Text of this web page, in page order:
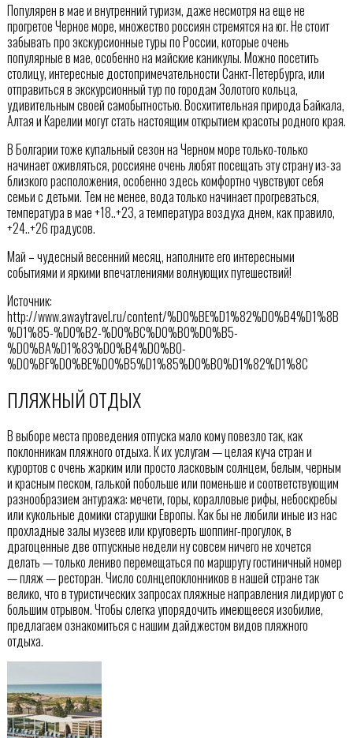
Популярен в мае и внутренний туризм, даже несмотря на еще не
прогретое Черное море, множество россиян стремятся на юг. Не стоит
забывать про экскурсионные туры по России, которые очень
популярные в мае, особенно на майские каникулы. Можно посетить
столицу, интересные достопримечательности Санкт-Петербурга, или
отправиться в экскурсионный тур по городам Золотого кольца,
удивительным своей самобытностью. Восхитительная природа Байкала,
Алтая и Карелии могут стать настоящим открытием красоты родного края.
В Болгарии тоже купальный сезон на Черном море только-только
начинает оживляться, россияне очень любят посещать эту страну из-за
близкого расположения, особенно здесь комфортно чувствуют себя
семьи с детьми. Тем не менее, вода только начинает прогреваться,
температура в мае +18..+23, а температура воздуха днем, как правило,
+24..+26 градусов.
Май – чудесный весенний месяц, наполните его интересными
событиями и яркими впечатлениями волнующих путешествий!
Источник:
http://www.awaytravel.ru/content/%D0%BE%D1%82%D0%B4%D1%8B
%D1%85-%D0%B2-%D0%BC%D0%B0%D0%B5-
%D0%BA%D1%83%D0%B4%D0%B0-
%D0%BF%D0%BE%D0%B5%D1%85%D0%B0%D1%82%D1%8C
ПЛЯЖНЫЙ ОТДЫХ
В выборе места проведения отпуска мало кому повезло так, как
поклонникам пляжного отдыха. К их услугам — целая куча стран и
курортов с очень жарким или просто ласковым солнцем, белым, черным
и красным песком, галькой побольше или поменьше и соответствующим
разнообразием антуража: мечети, горы, коралловые рифы, небоскребы
или кукольные домики старушки Европы. Как бы не любили иные из нас
прохладные залы музеев или круговерть шоппинг-прогулок, в
драгоценные две отпускные недели ну совсем ничего не хочется
делать — только лениво перемещаться по маршруту гостиничный номер
— пляж — ресторан. Число солнцепоклонников в нашей стране так
велико, что в туристических запросах пляжные направления лидируют с
большим отрывом. Чтобы слегка упорядочить имеющееся изобилие,
предлагаем ознакомиться с нашим дайджестом видов пляжного
отдыха.